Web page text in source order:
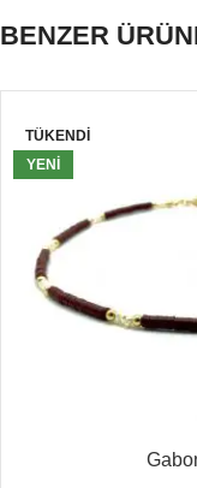
BENZER
TÜKENDI
YENI